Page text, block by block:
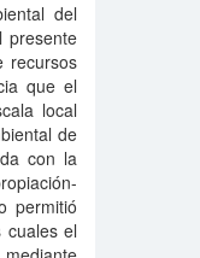
del
presente
recursos
que el
local
de
con la
permitió
cuales el